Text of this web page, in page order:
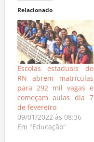
Relacionado
Escolas estaduais do
RN abrem matrículas
para 292 mil vagas e
começam aulas dia 7
de fevereiro
09/01/2022 às 08:36
Em "Educação"